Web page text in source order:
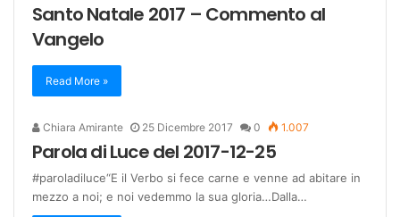
Santo Natale 2017 – Commento al
Vangelo
Read More »
Chiara Amirante 25 Dicembre 2017 0 1.007
Parola di Luce del 2017-12-25
#paroladiluce“E il Verbo si fece carne e venne ad abitare in
mezzo a noi; e noi vedemmo la sua gloria…Dalla…